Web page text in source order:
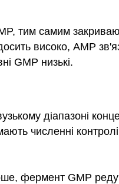
тим самим
високо, AMP
GMP низькі.
діапазоні
численні
фермент GMP